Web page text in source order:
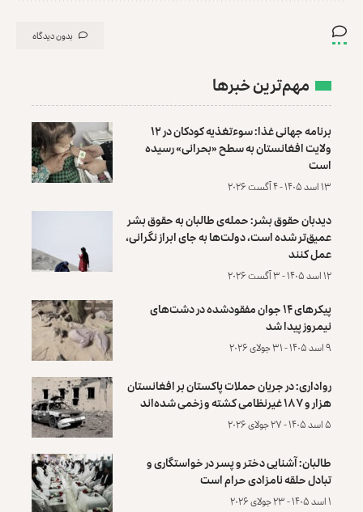
بدون دیدگاه
مهم‌ترین خبرها
برنامه جهانی غذا: سوءتغذیه کودکان در ۱۲
ولایت افغانستان به سطح «بحرانی» رسیده
است
۱۳ اسد ۱۴۰۵ - ۴ آگست ۲۰۲۶
دیدبان حقوق بشر: حمله‌ی طالبان به حقوق بشر
عمیق‌تر شده است، دولت‌ها به جای ابراز نگرانی،
عمل کنند
۱۲ اسد ۱۴۰۵ - ۳ آگست ۲۰۲۶
پیکرهای ۱۴ جوان مفقودشده در دشت‌های
نیمروز پیدا شد
۹ اسد ۱۴۰۵ - ۳۱ جولای ۲۰۲۶
رواداری: در جریان حملات پاکستان بر افغانستان
هزار و ۱۸۷ غیرنظامی کشته و زخمی شده‌اند
۵ اسد ۱۴۰۵ - ۲۷ جولای ۲۰۲۶
طالبان: آشنایی دختر و پسر در خواستگاری و
تبادل حلقه نامزادی حرام است
۱ اسد ۱۴۰۵ - ۲۳ جولای ۲۰۲۶